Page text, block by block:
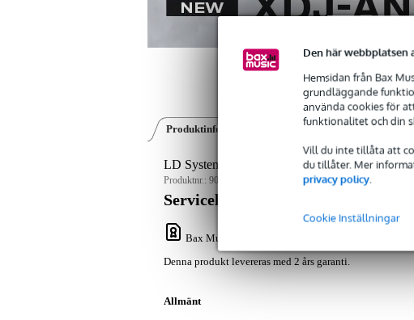
Den här webbplatsen
Hemsidan från Bax
grundläggande
använda cookies för
funktionalitet och din
Vill du inte tillåta att
du tillåter. Mer
privacy policy.
Cookie Inställningar
Produktinformation Recensioner(0)
LD Systems DEEP2 2400 X 2-kanals
Produktnr.: 9000-0058-9545
Servicelöfte
Bax Music Garanti
Denna produkt levereras med 2 års garanti.
Allmänt